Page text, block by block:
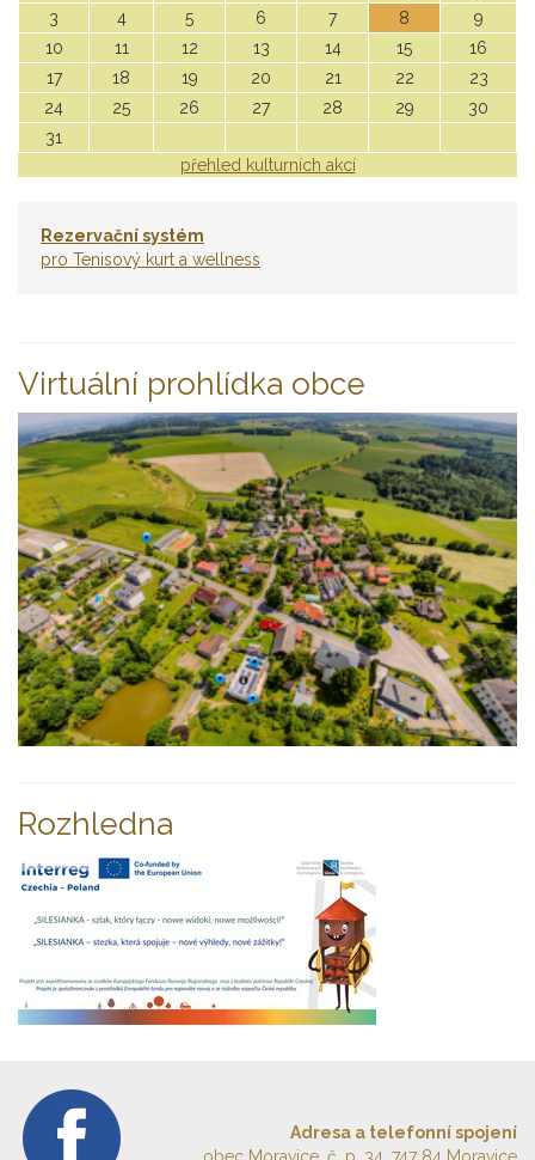
3
4 5 6 7 8
9
10
11 12 13 14 15
16
17
18 19 20 21 22
23
24
25 26 27 28 29
30
31
přehled kulturních akcí
Rezervační systém
pro Tenisový kurt a wellness
Virtuální prohlídka obce
Rozhledna
Adresa a telefonní spojení